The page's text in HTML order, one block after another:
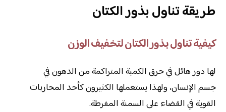
طريقة تناول بذور الكتان
كيفية تناول بذور الكتان لتخفيف الوزن
لها دور هائل في حرق الكمية المتراكمة من الدهون في
جسم الإنسان، ولهذا يستعملها الكثيرون كأحد المحاربات
القوية في القضاء على السمنة المفرطة.